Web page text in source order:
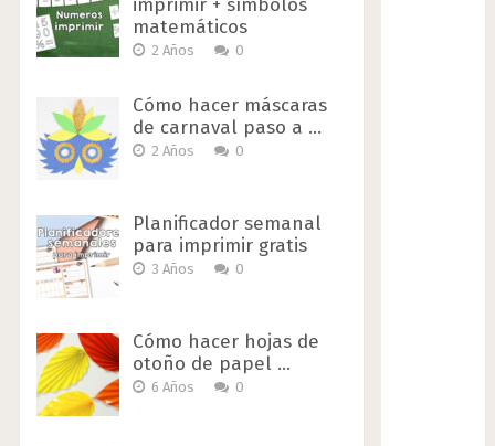
matemáticos
2 Años 0
Cómo hacer máscaras
de carnaval paso a …
2 Años 0
Planificador semanal
para imprimir gratis
3 Años 0
Cómo hacer hojas de
otoño de papel …
6 Años 0